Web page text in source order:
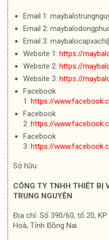
Email 1:
Email 2:
Email 3:
Website 1: https://
Website 2: https://
Website 3: https://
Facebook
1: https://
Facebook
2: https://
Facebook
3: https://
Sở hữu:
CÔNG TY TNHH THIẾT BỊ
TRUNG NGUYÊN
Địa chỉ: Số 390/60, tổ 20, KP
Hoà, Tỉnh Đồng Nai